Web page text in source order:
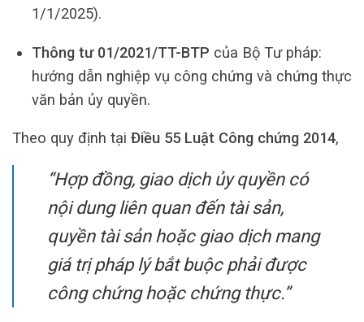
1/1/2025).
Thông tư 01/2021/TT-BTP của Bộ Tư pháp:
hướng dẫn nghiệp vụ công chứng và chứng thực
văn bản ủy quyền.
Theo quy định tại Điều 55 Luật Công chứng 2014,
“Hợp đồng, giao dịch ủy quyền có
nội dung liên quan đến tài sản,
quyền tài sản hoặc giao dịch mang
giá trị pháp lý bắt buộc phải được
công chứng hoặc chứng thực.”